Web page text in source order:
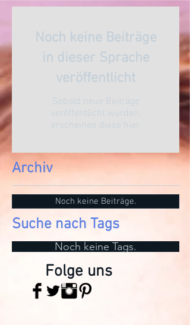
Noch keine Beiträge
in dieser Sprache
veröffentlicht
Sobald neue Beiträge
veröffentlicht wurden,
erscheinen diese hier.
Archiv
Noch keine Beiträge.
Suche nach Tags
Noch keine Tags.
Folge uns